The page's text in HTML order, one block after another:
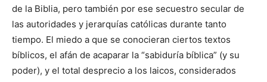
de la Biblia, pero también por ese secuestro secular de
las autoridades y jerarquías católicas durante tanto
tiempo. El miedo a que se conocieran ciertos textos
bíblicos, el afán de acaparar la “sabiduría bíblica” (y su
poder), y el total desprecio a los laicos, considerados